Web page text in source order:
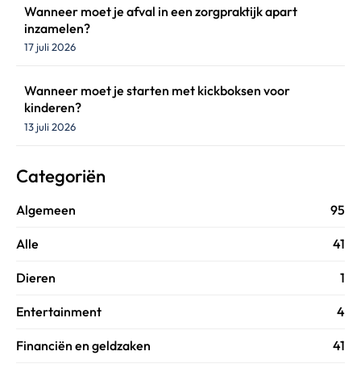
Wanneer moet je afval in een zorgpraktijk apart
inzamelen?
17 juli 2026
Wanneer moet je starten met kickboksen voor
kinderen?
13 juli 2026
Categoriën
Algemeen 95
Alle 41
Dieren 1
Entertainment 4
Financiën en geldzaken 41